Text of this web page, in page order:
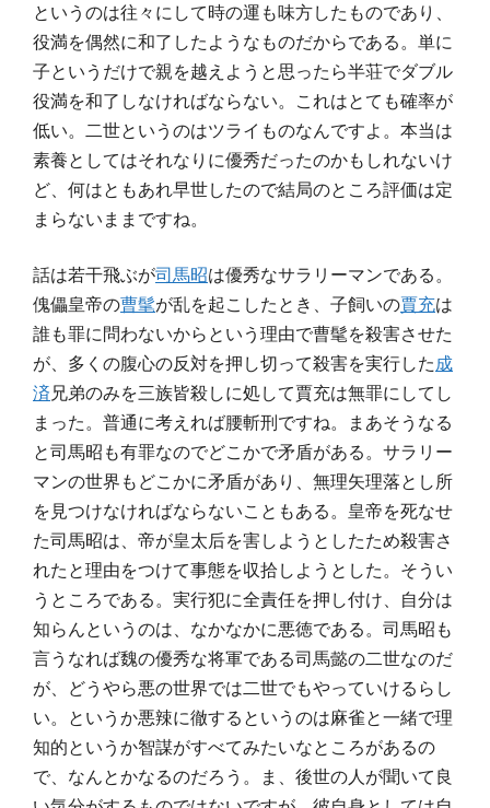
というのは往々にして時の運も味方したものであり、
役満を偶然に和了したようなものだからである。単に
子というだけで親を越えようと思ったら半荘でダブル
役満を和了しなければならない。これはとても確率が
低い。二世というのはツライものなんですよ。本当は
素養としてはそれなりに優秀だったのかもしれないけ
ど、何はともあれ早世したので結局のところ評価は定
まらないままですね。
話は若干飛ぶが司馬昭は優秀なサラリーマンである。
傀儡皇帝の曹髦が乱を起こしたとき、子飼いの賈充は
誰も罪に問わないからという理由で曹髦を殺害させた
が、多くの腹心の反対を押し切って殺害を実行した成
済 兄弟のみを三族皆殺しに処して賈充は無罪にしてし
まった。普通に考えれば腰斬刑ですね。まあそうなる
と司馬昭も有罪なのでどこかで矛盾がある。サラリー
マンの世界もどこかに矛盾があり、無理矢理落とし所
を見つけなければならないこともある。皇帝を死なせ
た司馬昭は、帝が皇太后を害しようとしたため殺害さ
れたと理由をつけて事態を収拾しようとした。そうい
うところである。実行犯に全責任を押し付け、自分は
知らんというのは、なかなかに悪徳である。司馬昭も
言うなれば魏の優秀な将軍である司馬懿の二世なのだ
が、どうやら悪の世界では二世でもやっていけるらし
い。というか悪辣に徹するというのは麻雀と一緒で理
知的というか智謀がすべてみたいなところがあるの
で、なんとかなるのだろう。ま、後世の人が聞いて良